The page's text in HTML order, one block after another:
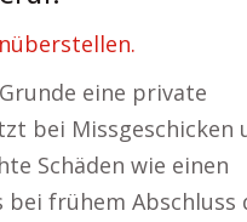
eine private
bei Missgeschicken
Schäden wie einen
bei frühem Abschluss